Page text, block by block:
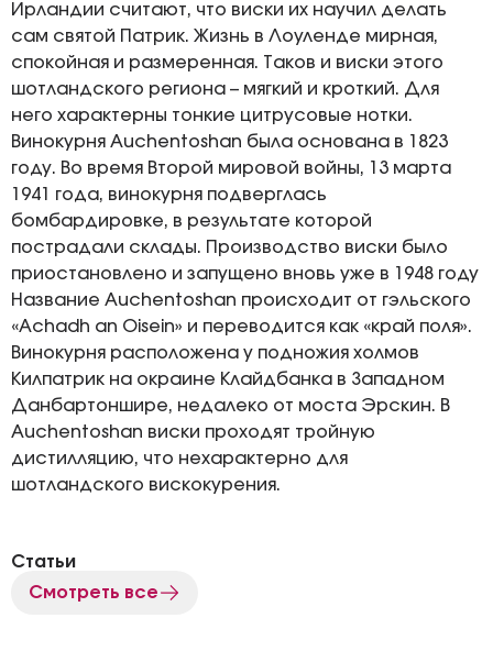
Ирландии считают, что виски их научил делать
сам святой Патрик. Жизнь в Лоуленде мирная,
спокойная и размеренная. Таков и виски этого
шотландского региона – мягкий и кроткий. Для
него характерны тонкие цитрусовые нотки.
Винокурня Auchentoshan была основана в 1823
году. Во время Второй мировой войны, 13 марта
1941 года, винокурня подверглась
бомбардировке, в результате которой
пострадали склады. Производство виски было
приостановлено и запущено вновь уже в 1948 году
Название Auchentoshan происходит от гэльского
«Achadh an Oisein» и переводится как «край поля».
Винокурня расположена у подножия холмов
Килпатрик на окраине Клайдбанка в Западном
Данбартоншире, недалеко от моста Эрскин. В
Auchentoshan виски проходят тройную
дистилляцию, что нехарактерно для
шотландского вискокурения.
Статьи
Смотреть все